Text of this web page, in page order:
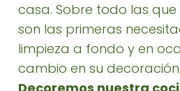
casa. Sobre todo las que
son las primeras
limpieza a fondo y en
cambio en su